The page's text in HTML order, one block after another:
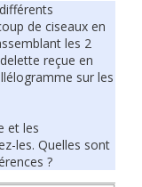
de ciseaux en
les 2
reçue en
sur les
et les
les. Quelles sont
?